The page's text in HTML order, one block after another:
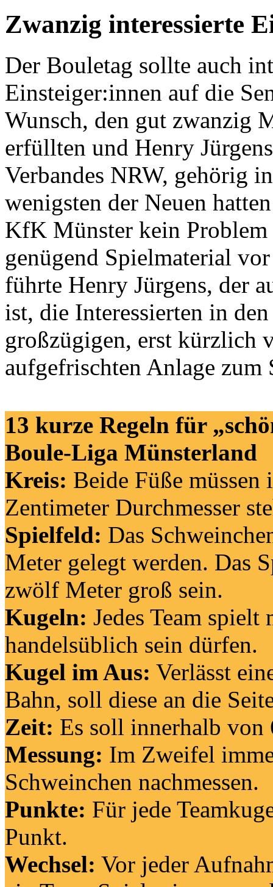
Zwanzig interessierte
Der Bouletag sollte auch
Einsteiger:innen auf die
Wunsch, den gut zwanzig
erfüllten und Henry
Verbandes NRW, gehörig
wenigsten der Neuen
KfK Münster kein Problem
genügend Spielmaterial
führte Henry Jürgens, der
ist, die Interessierten in
großzügigen, erst kürzlich
aufgefrischten Anlage zum
13 kurze Regeln für
Boule-Liga Münsterland
Kreis: Beide Füße
Zentimeter Durchmesser
Spielfeld: Das
Meter gelegt werden. Das
zwölf Meter groß sein.
Kugeln: Jedes Team
handelsüblich sein dürfen.
Kugel im Aus: Verlässt
Bahn, soll diese an die
Zeit: Es soll innerhalb von
Messung: Im Zweifel
Schweinchen nachmessen.
Punkte: Für jede
Punkt.
Wechsel: Vor jeder